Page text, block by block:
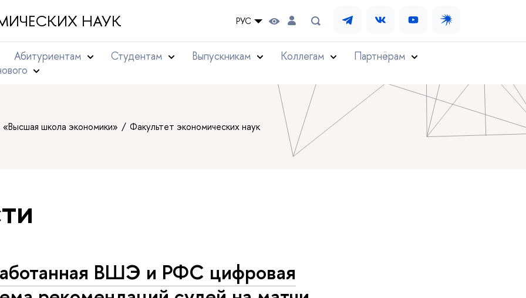
НАУК РУС
Абитуриентам Студентам Выпускникам Коллегам
Партнёрам
«Высшая школа экономики» Факультет экономических наук
ВШЭ и РФС цифровая